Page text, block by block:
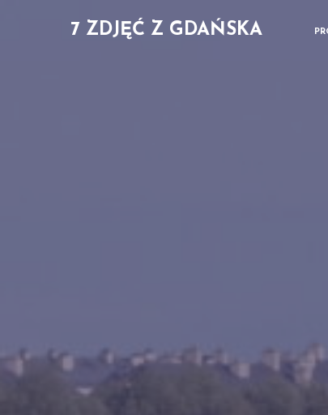
7 ZDJĘĆ Z GDAŃSKA